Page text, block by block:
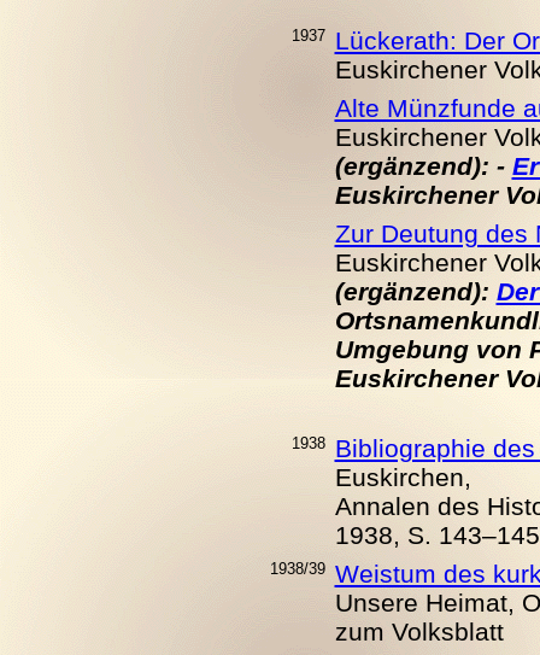
1937
Lückerath: Der
Euskirchener
Alte Münzfunde
Euskirchener
(ergänzend): -
Euskirchener
Zur Deutung des
Euskirchener
(ergänzend):
Umgebung von
Euskirchener
1938
Bibliographie
Euskirchen,
Annalen des
1938, S.
1938/39 Weistum des
Unsere Heimat,
zum Volksblatt